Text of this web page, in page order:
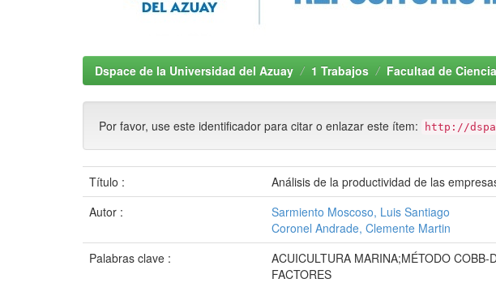
Dspace de la Universidad del Azuay 1 Trabajos Facultad de
Por favor, use este identificador para citar o enlazar este ítem: http://
Título :
Análisis de la productividad de las
Autor :
Sarmiento Moscoso, Luis Santiago
Coronel Andrade, Clemente Martin
Palabras clave :
ACUICULTURA MARINA;MÉTODO COBB-
FACTORES